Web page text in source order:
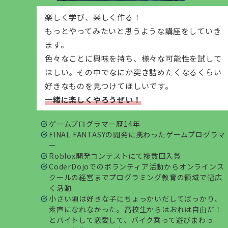
楽しく学び、楽しく作る！
もっとやってみたいと思うような講座をしていき
ます。
色々なことに興味を持ち、様々な可能性を試して
ほしい。その中でなにか突き詰めたくなるくらい
好きなものを見つけてほしいです。
一緒に楽しくやろうぜい！
ゲームプログラマー歴14年
FINAL FANTASYの開発に携わったゲームプログラマ
ー
Roblox開発コンテストにて複数回入賞
CoderDojoでのボランティア活動からオンラインス
クールの経営までプログラミング教育の領域で幅広
く活動
小さい頃は好きな子にちょっかいだしてばっかり、
素直になれなかった。高校生からはおれは自由だ！
とバイトして恋愛して、バイク乗って遊びまわっ